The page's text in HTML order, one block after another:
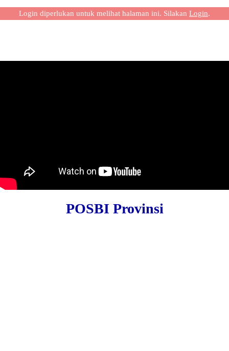
Login diperlukan untuk melihat halaman ini. Silakan Login.
POSBI Provinsi